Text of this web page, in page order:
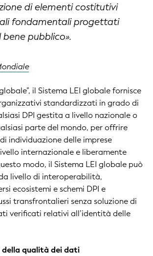
di elementi costitutivi
fondamentali progettati
bene pubblico».
il Sistema LEI globale fornisce
standardizzati in grado di
DPI gestita a livello nazionale o
parte del mondo, per offrire
individuazione delle imprese
internazionale e liberamente
modo, il Sistema LEI globale può
livello di interoperabilità,
ecosistemi e schemi DPI e
transfrontalieri senza soluzione di
verificati relativi all’identità delle
qualità dei dati